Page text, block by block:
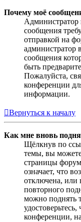
Почему моё
Администратор
сообщения
отправкой на
администратор
сообщения
быть
Пожалуйста,
конференции
информации.
Вернуться к началу
Как мне вновь
Щёлкнув по
темы, вы
страницы
означает, что
отключена, или
повторного
можно поднять
конференции,